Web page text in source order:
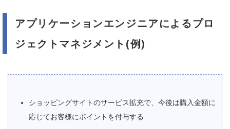
アプリケーションエンジニアによるプロ
ジェクトマネジメント(例)
ショッピングサイトのサービス拡充で、今後は購入金額に
応じてお客様にポイントを付与する